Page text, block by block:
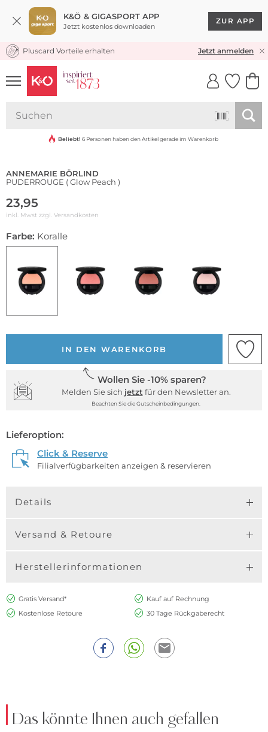
K&Ö & GIGASPORT APP
Jetzt kostenlos downloaden
ZUR APP
KOSTENLOSER VERSAND* & RÜCKVERSAND
Pluscard Vorteile erhalten Jetzt anmelden
UNSERE APP
CLICK &
Nachhaltig
Beliebt! 6 Personen haben den Artikel gerade im Warenkorb
ANNEMARIE BÖRLIND
PUDERROUGE ( Glow Peach )
23,95
inkl. Mwst zzgl. Versandkosten
Farbe: Koralle
IN DEN WARENKORB
Wollen Sie -10% sparen?
Melden Sie sich jetzt für den Newsletter an.
Beachten Sie die Gutscheinbedingungen.
Lieferoption:
Click & Reserve
Filialverfügbarkeiten anzeigen & reservieren
Details
Versand & Retoure
Herstellerinformationen
Gratis Versand*
Kauf auf Rechnung
Kostenlose Retoure
30 Tage Rückgaberecht
Das könnte Ihnen auch gefallen